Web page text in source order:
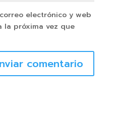
electrónico y web
la próxima vez que
comentario